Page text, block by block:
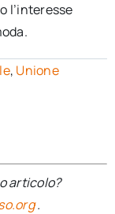
l’interesse
, Unione
articolo?
.